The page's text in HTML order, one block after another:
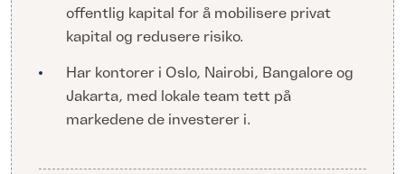
offentlig kapital for å mobilisere privat
kapital og redusere risiko.
Har kontorer i Oslo, Nairobi, Bangalore og
Jakarta, med lokale team tett på
markedene de investerer i.